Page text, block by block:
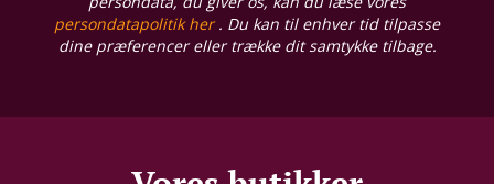
persondatapolitik her. Du kan til enhver tid tilpasse
dine præferencer eller trække dit samtykke tilbage.